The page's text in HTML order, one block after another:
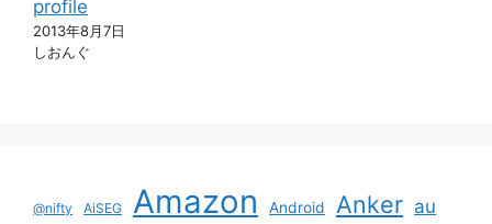
profile
2013年8月7日
しおんぐ
@nifty AiSEG Amazon Android Anker au